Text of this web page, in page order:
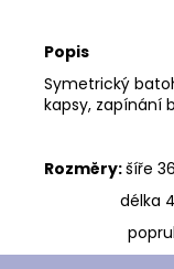
Popis
Symetrický
kapsy, zapínání
Rozměry:šíře
délka
popruhy